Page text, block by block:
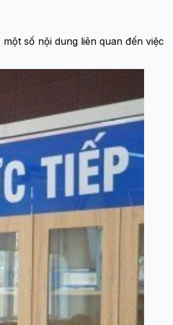
số nội dung liên quan đến việc